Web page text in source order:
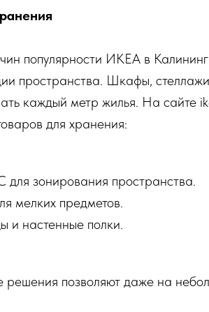
популярности ИКЕА в
пространства. Шкафы,
каждый метр жилья. На сайте
для хранения:
зонирования пространства.
мелких предметов.
и настенные полки.
решения позволяют даже на